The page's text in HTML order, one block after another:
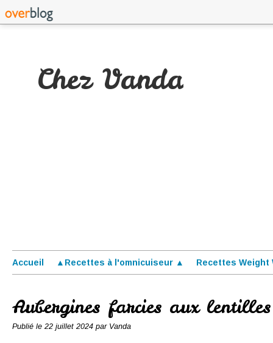
Chez Vanda
Accueil ▲Recettes à l'omnicuiseur ▲ Recettes Weight
Aubergines farcies aux
Publié le 22 juillet 2024 par Vanda